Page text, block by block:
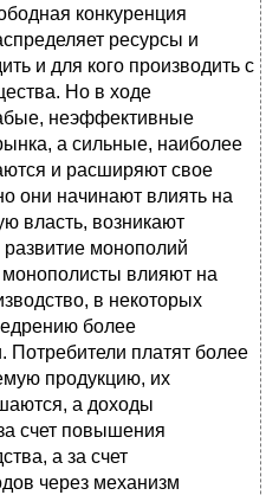
конкуренция
ресурсы и
и для кого производить с
Но в ходе
неэффективные
а сильные, наиболее
и расширяют свое
они начинают влиять на
власть, возникают
монополий
влияют на
в некоторых
более
Потребители платят более
продукцию, их
а доходы
счет повышения
а за счет
через механизм